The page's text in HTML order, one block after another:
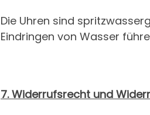
Die Uhren sind
Eindringen von Wasser
7. Widerrufsrecht und